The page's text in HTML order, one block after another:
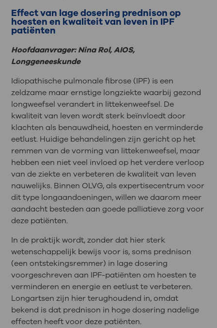
Effect van lage dosering prednison op
hoesten en kwaliteit van leven in IPF
patiënten
Hoofdaanvrager: Nina Rol, AIOS,
Longgeneeskunde
Idiopathische pulmonale fibrose (IPF) is een
zeldzame maar ernstige longziekte waarbij gezond
longweefsel verandert in littekenweefsel. De
kwaliteit van leven wordt sterk beïnvloedt door
klachten als benauwdheid, hoesten en verminderde
eetlust. Huidige behandelingen zijn gericht op het
remmen van de vorming van littekenweefsel, maar
hebben een niet veel invloed op het verdere verloop
van de ziekte en verbeteren de kwaliteit van leven
nauwelijks. Binnen OLVG, als expertisecentrum voor
dit type longaandoeningen, willen we daarom meer
aandacht besteden aan goede palliatieve zorg voor
deze patiënten.
In de praktijk wordt, zonder dat hier sterk
wetenschappelijk bewijs voor is, soms prednison
(een ontstekingsremmer) in lage dosering
voorgeschreven aan IPF-patiënten om hoesten te
verminderen en energie en eetlust te verbeteren.
Longartsen zijn hier terughoudend in, omdat
bekend is dat prednison in hoge dosering nadelige
effecten heeft voor deze patiënten.